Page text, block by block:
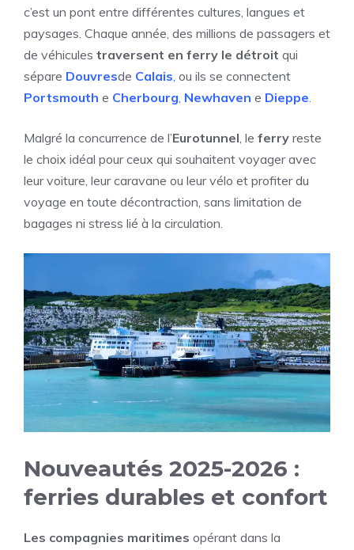
c’est un pont entre différentes cultures, langues et
paysages. Chaque année, des millions de passagers et
de véhicules traversent en ferry le détroit qui
sépare Douvresde Calais, ou ils se connectent
Portsmouth e Cherbourg, Newhaven e Dieppe.
Malgré la concurrence de l’Eurotunnel, le ferry reste
le choix idéal pour ceux qui souhaitent voyager avec
leur voiture, leur caravane ou leur vélo et profiter du
voyage en toute décontraction, sans limitation de
bagages ni stress lié à la circulation.
Nouveautés 2025-2026 :
ferries durables et confort
Les compagnies maritimes opérant dans la